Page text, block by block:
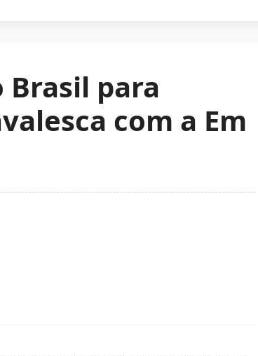
Brasil para
com a Em